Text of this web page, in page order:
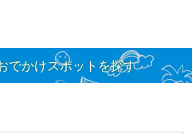
でかけスポットを探す